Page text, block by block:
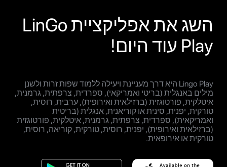
השג את אפליקציית LinGo
Play עוד היום!
Lingo Play היא דרך מעניינת ויעילה ללמוד שפות זרות ולשנן
מילים באנגלית (בריטי ואמריקאי), ספרדית, צרפתית, גרמנית,
איטלקית, פורטוגזית (ברזילאית ואירופית), ערבית, רוסית,
טורקית, יפנית, סינית או קוריאנית, אנגלית (בריטית
ואמריקאית), ספרדית, צרפתית, גרמנית, איטלקית, פורטוגזית
(ברזילאית ואירופית), יפנית, רוסית, טורקית, קוריאה, רוסית,
טורקית או אירופאית.